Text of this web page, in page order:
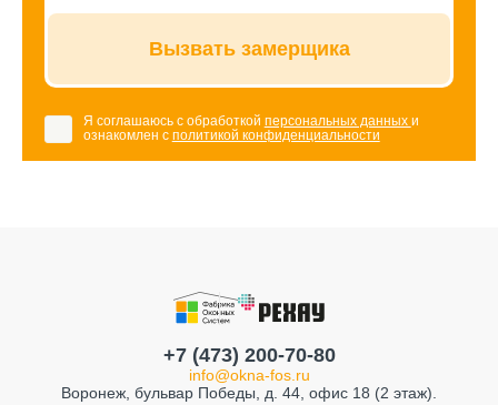
Вызвать замерщика
Я соглашаюсь с обработкой персональных данных и
ознакомлен с политикой конфиденциальности
+7 (473) 200-70-80
info@okna-fos.ru
Воронеж, бульвар Победы, д. 44, офис 18 (2 этаж).